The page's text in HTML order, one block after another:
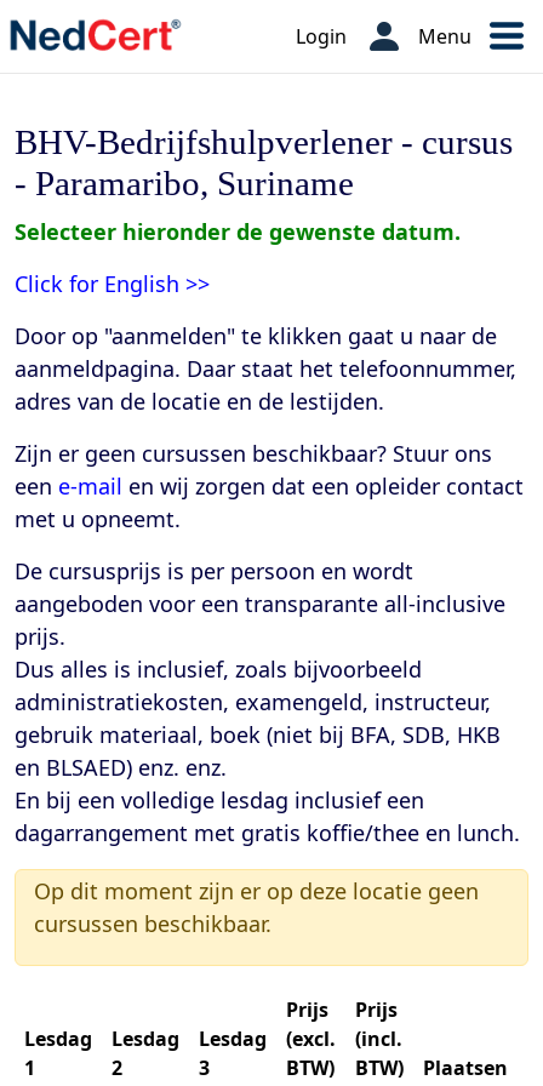
Login Menu
BHV-Bedrijfshulpverlener - cursus
- Paramaribo, Suriname
Selecteer hieronder de gewenste datum.
Click for English >>
Door op "aanmelden" te klikken gaat u naar de
aanmeldpagina. Daar staat het telefoonnummer,
adres van de locatie en de lestijden.
Zijn er geen cursussen beschikbaar? Stuur ons
een e-mail en wij zorgen dat een opleider contact
met u opneemt.
De cursusprijs is per persoon en wordt
aangeboden voor een transparante all-inclusive
prijs.
Dus alles is inclusief, zoals bijvoorbeeld
administratiekosten, examengeld, instructeur,
gebruik materiaal, boek (niet bij BFA, SDB, HKB
en BLSAED) enz. enz.
En bij een volledige lesdag inclusief een
dagarrangement met gratis koffie/thee en lunch.
Op dit moment zijn er op deze locatie geen
cursussen beschikbaar.
Lesdag
1
Lesdag
2
Lesdag
3
Prijs
(excl.
BTW)
Prijs
(incl.
BTW)
Plaatsen